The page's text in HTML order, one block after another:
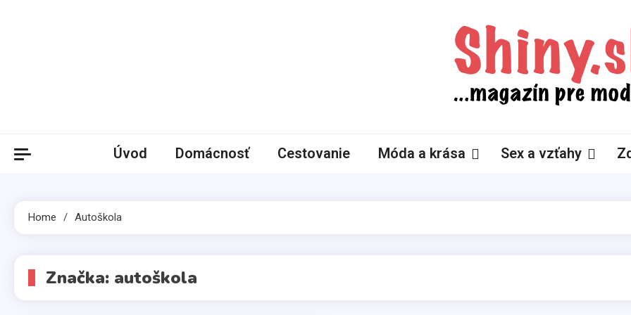
Úvod Domácnosť Cestovanie Móda a krása Sex a vzťahy
Home Autoškola
Značka: autoškola